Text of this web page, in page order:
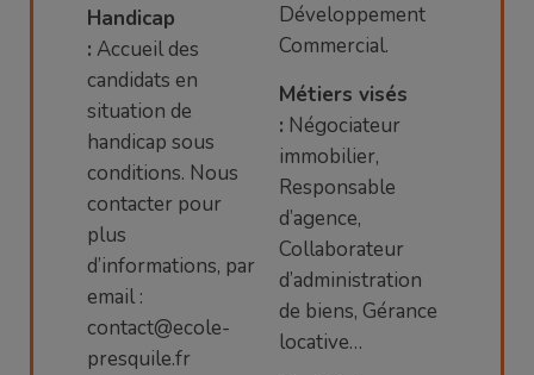
Handicap
: Accueil des
candidats en
situation de
handicap sous
conditions. Nous
contacter pour
plus
d’informations, par
email :
contact@ecole-
presquile.fr
Développement
Commercial.
Métiers visés
: Négociateur
immobilier,
Responsable
d’agence,
Collaborateur
d’administration
de biens, Gérance
locative…